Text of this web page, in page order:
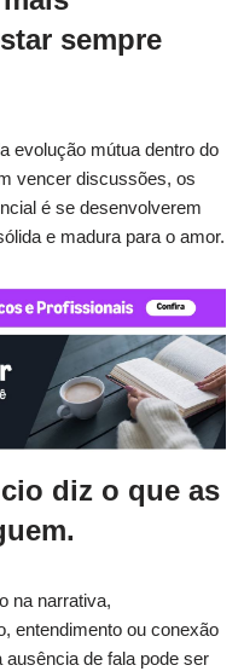
sempre
evolução mútua dentro do
vencer discussões, os
é se desenvolverem
e madura para o amor.
diz o que as
na narrativa,
entendimento ou conexão
de fala pode ser